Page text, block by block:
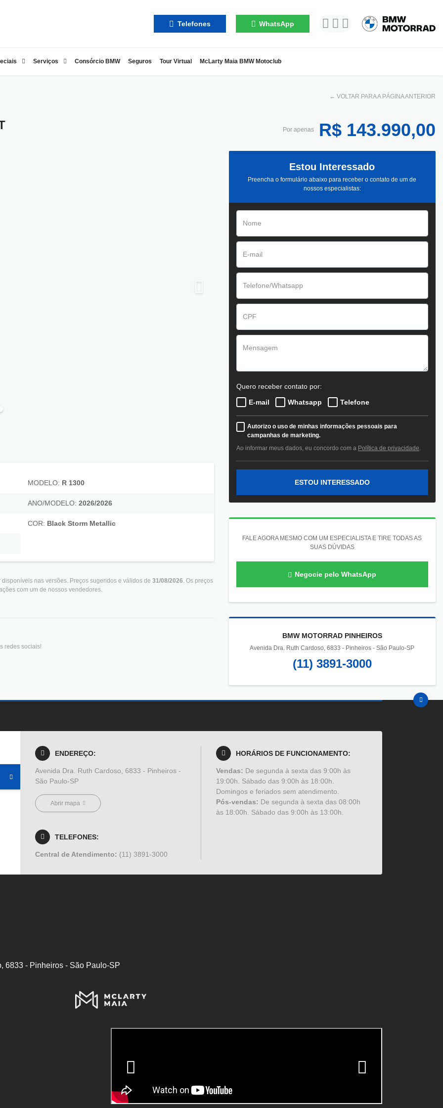
Telefones WhatsApp
Serviços Consórcio BMW Seguros Tour Virtual McLarty Maia BMW Motoclub
← VOLTAR PARA A PÁGINA ANTERIOR
Por apenas R$ 143.990,00
MODELO: R 1300
ANO/MODELO: 2026/2026
COR: Black Storm Metallic
nas versões. Preços sugeridos e válidos de 31/08/2026 . Os preços
com um de nossos vendedores.
redes sociais!
Estou Interessado
Preencha o formulário abaixo para receber o contato de um de
nossos especialistas:
Quero receber contato por:
E-mail
Whatsapp Telefone
Autorizo o uso de minhas informações pessoais para
campanhas de marketing.
Ao informar meus dados, eu concordo com a Política de privacidade
ESTOU INTERESSADO
FALE AGORA MESMO COM UM ESPECIALISTA E TIRE TODAS AS
SUAS DÚVIDAS
Negocie pelo WhatsApp
BMW MOTORRAD PINHEIROS
Avenida Dra. Ruth Cardoso, 6833 - Pinheiros - São Paulo-SP
(11) 3891-3000
ENDEREÇO:
Avenida Dra. Ruth Cardoso, 6833 - Pinheiros -
São Paulo-SP
Abrir mapa
TELEFONES:
Central de Atendimento: (11) 3891-3000
HORÁRIOS DE FUNCIONAMENTO:
Vendas: De segunda à sexta das 9:00h às
19:00h. Sábado das 9:00h às 18:00h.
Domingos e feriados sem atendimento.
Pós-vendas: De segunda à sexta das 08:00h
às 18:00h. Sábado das 9:00h às 13:00h.
6833 - Pinheiros - São Paulo-SP